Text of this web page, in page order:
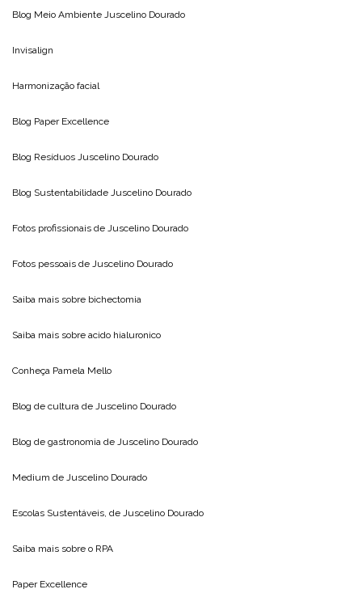
Blog Meio Ambiente Juscelino Dourado
Invisalign
Harmonização facial
Blog Paper Excellence
Blog Resíduos Juscelino Dourado
Blog Sustentabilidade Juscelino Dourado
Fotos profissionais de Juscelino Dourado
Fotos pessoais de Juscelino Dourado
Saiba mais sobre bichectomia
Saiba mais sobre acido hialuronico
Conheça Pamela Mello
Blog de cultura de Juscelino Dourado
Blog de gastronomia de Juscelino Dourado
Medium de Juscelino Dourado
Escolas Sustentáveis, de Juscelino Dourado
Saiba mais sobre o RPA
Paper Excellence